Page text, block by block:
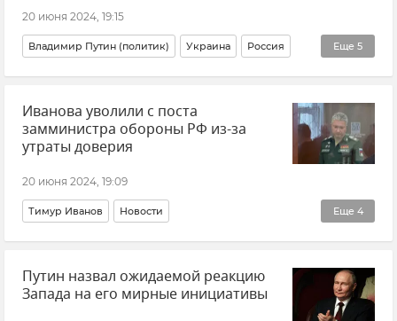
20 июня 2024, 19:15
Еще 5
Владимир Путин (политик) Украина Россия
Новости Политика Переговоры Турция
Белоруссия
Иванова уволили с поста
замминистра обороны РФ из-за
утраты доверия
20 июня 2024, 19:09
Еще 4
Тимур Иванов Новости
Министерство обороны РФ Новости
Армия и флот Вооруженные силы России
Путин назвал ожидаемой реакцию
Запада на его мирные инициативы